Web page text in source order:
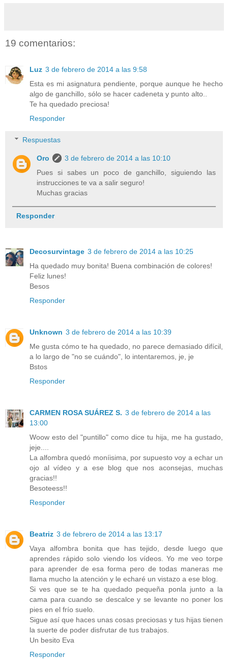
19 comentarios:
Luz 3 de febrero de 2014 a las 9:58
Esta es mi asignatura pendiente, porque aunque he hecho
algo de ganchillo, sólo se hacer cadeneta y punto alto..
Te ha quedado preciosa!
Responder
Respuestas
Oro
3 de febrero de 2014 a las 10:10
Pues si sabes un poco de ganchillo, siguiendo las
instrucciones te va a salir seguro!
Muchas gracias
Responder
Decosurvintage 3 de febrero de 2014 a las 10:25
Ha quedado muy bonita! Buena combinación de colores!
Feliz lunes!
Besos
Responder
Unknown 3 de febrero de 2014 a las 10:39
Me gusta cómo te ha quedado, no parece demasiado difícil,
a lo largo de "no se cuándo", lo intentaremos, je, je
Bstos
Responder
CARMEN ROSA SUÁREZ S. 3 de febrero de 2014 a las
13:00
Woow esto del "puntillo" como dice tu hija, me ha gustado,
jeje....
La alfombra quedó moníisima, por supuesto voy a echar un
ojo al vídeo y a ese blog que nos aconsejas, muchas
gracias!!
Besoteess!!
Responder
Beatriz 3 de febrero de 2014 a las 13:17
Vaya alfombra bonita que has tejido, desde luego que
aprendes rápido solo viendo los vídeos. Yo me veo torpe
para aprender de esa forma pero de todas maneras me
llama mucho la atención y le echaré un vistazo a ese blog.
Si ves que se te ha quedado pequeña ponla junto a la
cama para cuando se descalce y se levante no poner los
pies en el frío suelo.
Sigue así que haces unas cosas preciosas y tus hijas tienen
la suerte de poder disfrutar de tus trabajos.
Un besito Eva
Responder